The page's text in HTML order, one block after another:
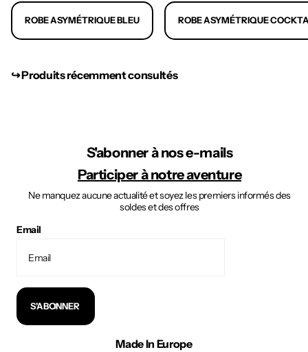
ROBE ASYMÉTRIQUE BLEU ROBE ASYMÉTRIQUE
↪︎ Produits récemment consultés
S'abonner à nos e-mails
Participer à notre aventure
Ne manquez aucune actualité et soyez les premiers informés des
soldes et des offres
Email
S'ABONNER
Made In Europe